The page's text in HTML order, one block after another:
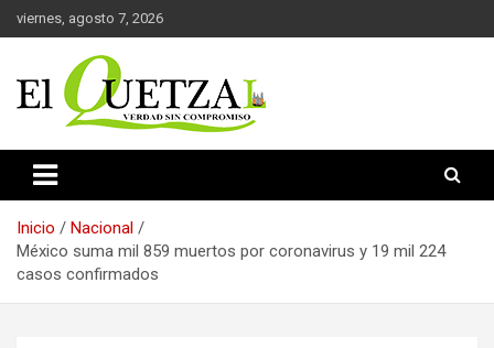
Saltar
al
viernes, agosto 7, 2026
El Quetzal de Cholula
Inicio
Nacional
México suma mil 859 muertos por coronavirus y 19 mil 224
casos confirmados